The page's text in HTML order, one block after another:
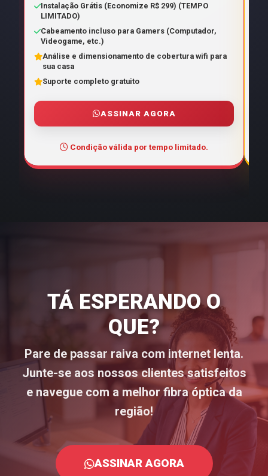
Instalação Grátis (Economize R$ 299) (TEMPO
LIMITADO)
Cabeamento incluso para Gamers (Computador,
Videogame, etc.)
Análise e dimensionamento de cobertura wifi para
sua casa
Suporte completo gratuito
ASSINAR AGORA
Condição válida por tempo limitado.
TÁ ESPERANDO O
QUE?
Pare de passar raiva com internet lenta.
Junte-se aos nossos clientes satisfeitos
e navegue com a melhor fibra óptica da
região!
ASSINAR AGORA